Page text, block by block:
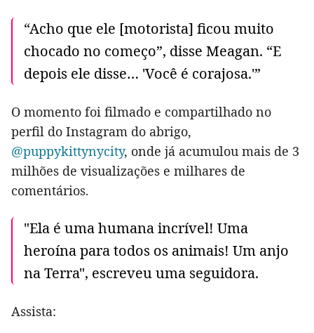
“Acho que ele [motorista] ficou muito
chocado no começo”, disse Meagan. “E
depois ele disse… 'Você é corajosa.'”
O momento foi filmado e compartilhado no
perfil do Instagram do abrigo,
@puppykittynycity, onde já acumulou mais de 3
milhões de visualizações e milhares de
comentários.
"Ela é uma humana incrível! Uma
heroína para todos os animais! Um anjo
na Terra", escreveu uma seguidora.
Assista: